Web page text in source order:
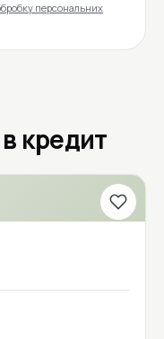
персональних
кредит